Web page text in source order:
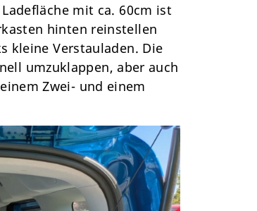
mit ca. 60cm ist
hinten reinstellen
kleine Verstauladen. Die
umzuklappen, aber auch
Zwei- und einem